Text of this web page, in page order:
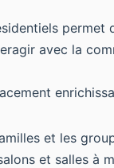
permet
avec la
et les
et salles à